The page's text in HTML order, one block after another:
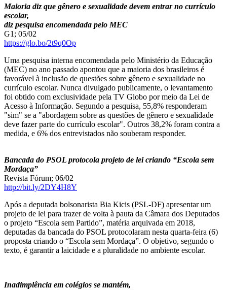
Maioria diz que gênero e sexualidade devem entrar no currículo
escolar,
diz pesquisa encomendada pelo MEC
G1; 05/02
https://glo.bo/2t9q0Op
Uma pesquisa interna encomendada pelo Ministério da Educação
(MEC) no ano passado apontou que a maioria dos brasileiros é
favorável à inclusão de questões sobre gênero e sexualidade no
currículo escolar. Nunca divulgado publicamente, o levantamento
foi obtido com exclusividade pela TV Globo por meio da Lei de
Acesso à Informação. Segundo a pesquisa, 55,8% responderam
"sim" se a "abordagem sobre as questões de gênero e sexualidade
deve fazer parte do currículo escolar". Outros 38,2% foram contra a
medida, e 6% dos entrevistados não souberam responder.
Bancada do PSOL protocola projeto de lei criando “Escola sem
Mordaça”
Revista Fórum; 06/02
http://bit.ly/2DY4H8Y
Após a deputada bolsonarista Bia Kicis (PSL-DF) apresentar um
projeto de lei para trazer de volta à pauta da Câmara dos Deputados
o projeto “Escola sem Partido”, matéria arquivada em 2018,
deputadas da bancada do PSOL protocolaram nesta quarta-feira (6)
proposta criando o “Escola sem Mordaça”. O objetivo, segundo o
texto, é garantir a laicidade e a pluralidade no ambiente escolar.
Inadimplência em colégios se mantém,